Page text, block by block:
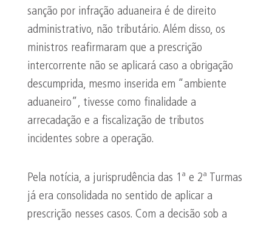
sanção por infração aduaneira é de direito
administrativo, não tributário. Além disso, os
ministros reafirmaram que a prescrição
intercorrente não se aplicará caso a obrigação
descumprida, mesmo inserida em “ambiente
aduaneiro”, tivesse como finalidade a
arrecadação e a fiscalização de tributos
incidentes sobre a operação.
Pela notícia, a jurisprudência das 1ª e 2ª Turmas
já era consolidada no sentido de aplicar a
prescrição nesses casos. Com a decisão sob a